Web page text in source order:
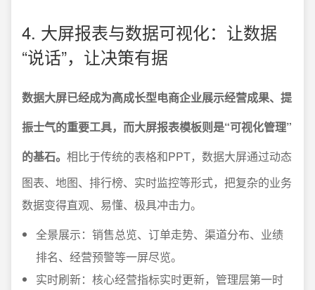
4. 大屏报表与数据可视化：让数据
“说话”，让决策有据
数据大屏已经成为高成长型电商企业展示经营成果、提
振士气的重要工具，而大屏报表模板则是“可视化管理”
的基石。 相比于传统的表格和PPT，数据大屏通过动态
图表、地图、排行榜、实时监控等形式，把复杂的业务
数据变得直观、易懂、极具冲击力。
全景展示：销售总览、订单走势、渠道分布、业绩
排名、经营预警等一屏尽览。
实时刷新：核心经营指标实时更新，管理层第一时